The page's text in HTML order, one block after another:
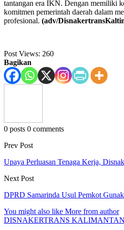
tantangan era IKN. Dengan memiliki
komitmen pemerintah daerah dalam
profesional. (adv/
Post Views: 260
Bagikan
0 posts 0 comments
Prev Post
Upaya Perluasan Tenaga Kerja,
Next Post
DPRD Samarinda Usul Pemkot
You might also like More from author
DISNAKERTRANS